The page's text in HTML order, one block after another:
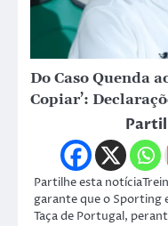
Do Caso Quenda
Copiar’:
Partilhe esta
garante que o Sporting
Taça de Portugal,